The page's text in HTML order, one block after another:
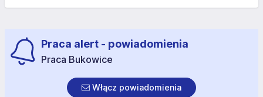
Praca alert - powiadomienia
Praca Bukowice
Włącz powiadomienia